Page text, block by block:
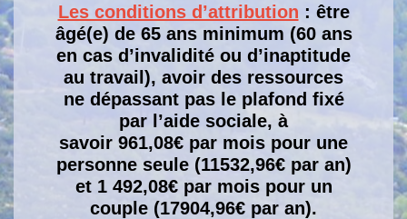
Les conditions d’attribution : être
âgé(e) de 65 ans minimum (60 ans
en cas d’invalidité ou d’inaptitude
au travail), avoir des ressources
ne dépassant pas le plafond fixé
par l’aide sociale, à
savoir 961,08€ par mois pour une
personne seule (11532,96€ par an)
et 1 492,08€ par mois pour un
couple (17904,96€ par an).